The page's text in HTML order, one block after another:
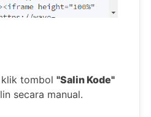
tombol "Salin Kode"
secara manual.